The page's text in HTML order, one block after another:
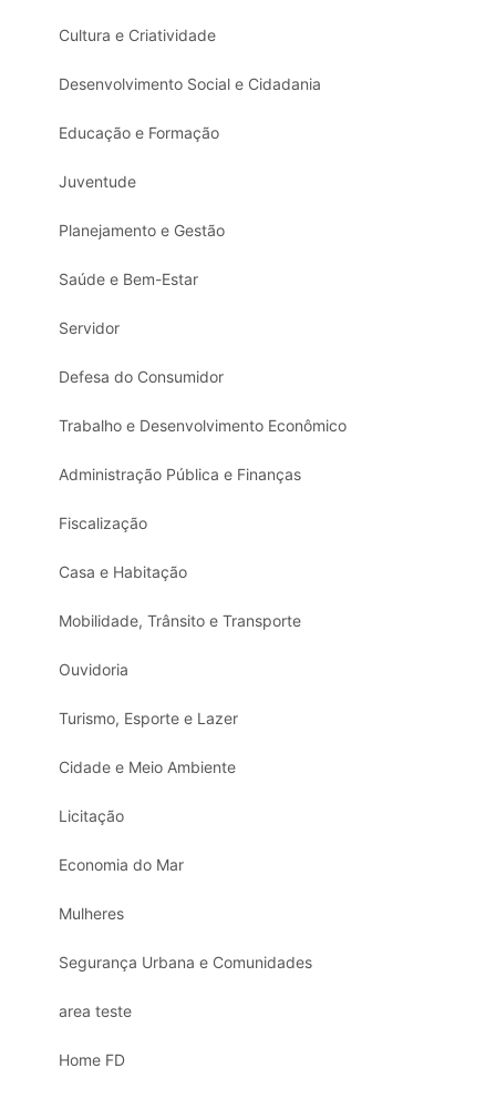
Cultura e Criatividade
Desenvolvimento Social e Cidadania
Educação e Formação
Juventude
Planejamento e Gestão
Saúde e Bem-Estar
Servidor
Defesa do Consumidor
Trabalho e Desenvolvimento Econômico
Administração Pública e Finanças
Fiscalização
Casa e Habitação
Mobilidade, Trânsito e Transporte
Ouvidoria
Turismo, Esporte e Lazer
Cidade e Meio Ambiente
Licitação
Economia do Mar
Mulheres
Segurança Urbana e Comunidades
area teste
Home FD